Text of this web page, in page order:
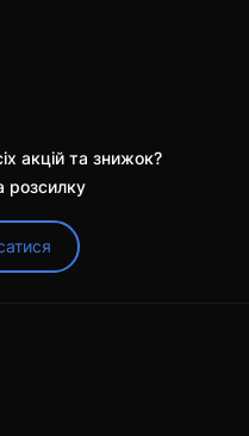
акцій та знижок?
розсилку